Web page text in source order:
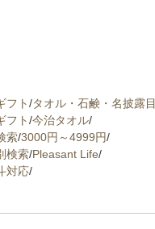
フト/タオル・石鹸・名披露目
フト/今治タオル/
索/3000円～4999円/
検索/Pleasant Life/
対応/